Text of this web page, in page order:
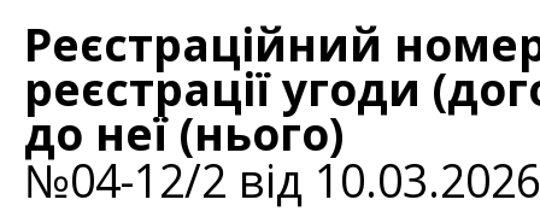
Реєстраційний
реєстрації угоди
до неї (нього)
№04-12/2 від